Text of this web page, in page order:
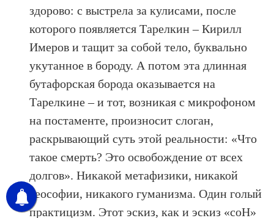
здорово: с выстрела за кулисами, после
которого появляется Тарелкин – Кирилл
Имеров и тащит за собой тело, буквально
укутанное в бороду. А потом эта длинная
бутафорская борода оказывается на
Тарелкине – и тот, возникая с микрофоном
на постаменте, произносит слоган,
раскрывающий суть этой реальности: «Что
такое смерть? Это освобождение от всех
долгов». Никакой метафизики, никакой
теософии, никакого гуманизма. Один голый
практицизм. Этот эскиз, как и эскиз «соН»